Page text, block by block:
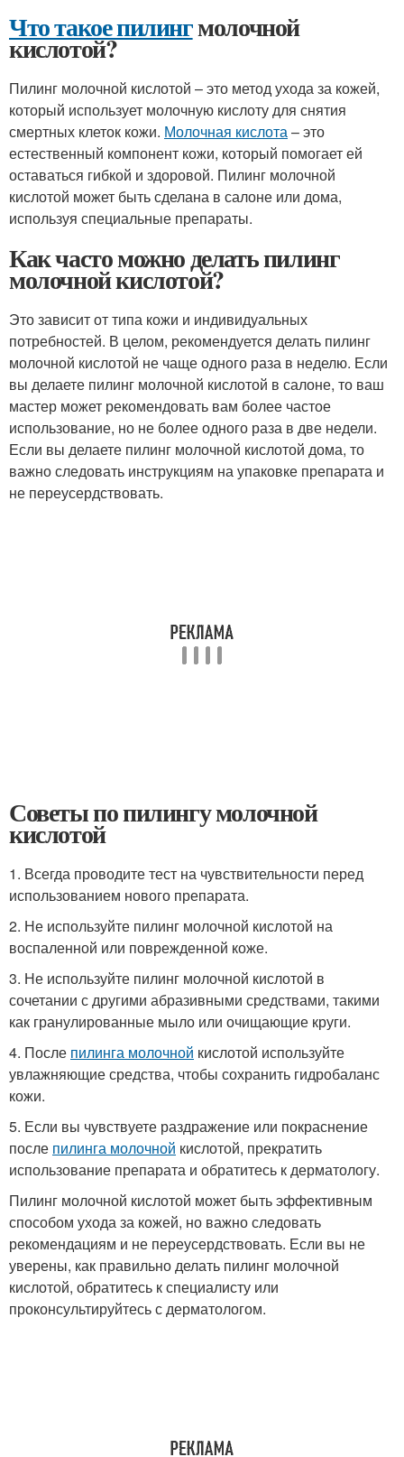
Что такое пилингмолочной
кислотой?
Пилинг молочной кислотой – это метод ухода за кожей,
который использует молочную кислоту для снятия
смертных клеток кожи. Молочная кислота– это
естественный компонент кожи, который помогает ей
оставаться гибкой и здоровой. Пилинг молочной
кислотой может быть сделана в салоне или дома,
используя специальные препараты.
Как часто можно делать пилинг
молочной кислотой?
Это зависит от типа кожи и индивидуальных
потребностей. В целом, рекомендуется делать пилинг
молочной кислотой не чаще одного раза в неделю. Если
вы делаете пилинг молочной кислотой в салоне, то ваш
мастер может рекомендовать вам более частое
использование, но не более одного раза в две недели.
Если вы делаете пилинг молочной кислотой дома, то
важно следовать инструкциям на упаковке препарата и
не переусердствовать.
Советы по пилингу молочной
кислотой
1. Всегда проводите тест на чувствительности перед
использованием нового препарата.
2. Не используйте пилинг молочной кислотой на
воспаленной или поврежденной коже.
3. Не используйте пилинг молочной кислотой в
сочетании с другими абразивными средствами, такими
как гранулированные мыло или очищающие круги.
4. После пилинга молочной кислотой используйте
увлажняющие средства, чтобы сохранить гидробаланс
кожи.
5. Если вы чувствуете раздражение или покраснение
после пилинга молочной кислотой, прекратить
использование препарата и обратитесь к дерматологу.
Пилинг молочной кислотой может быть эффективным
способом ухода за кожей, но важно следовать
рекомендациям и не переусердствовать. Если вы не
уверены, как правильно делать пилинг молочной
кислотой, обратитесь к специалисту или
проконсультируйтесь с дерматологом.